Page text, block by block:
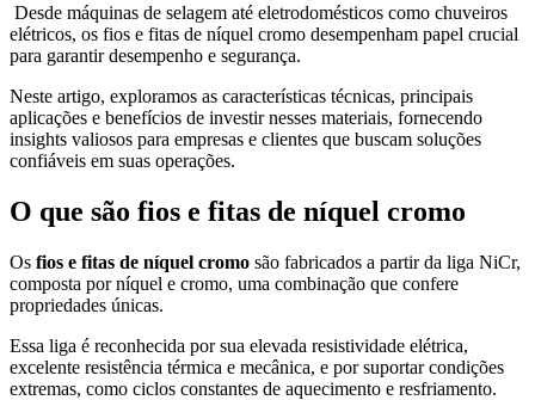
Desde máquinas de selagem até eletrodomésticos como chuveiros
elétricos, os fios e fitas de níquel cromo desempenham papel crucial
para garantir desempenho e segurança.
Neste artigo, exploramos as características técnicas, principais
aplicações e benefícios de investir nesses materiais, fornecendo
insights valiosos para empresas e clientes que buscam soluções
confiáveis em suas operações.
O que são fios e fitas de níquel cromo
Os fios e fitas de níquel cromo são fabricados a partir da liga NiCr,
composta por níquel e cromo, uma combinação que confere
propriedades únicas.
Essa liga é reconhecida por sua elevada resistividade elétrica,
excelente resistência térmica e mecânica, e por suportar condições
extremas, como ciclos constantes de aquecimento e resfriamento.